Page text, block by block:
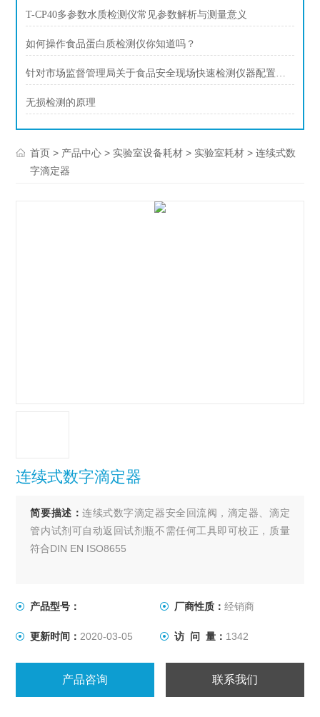
T-CP40多参数水质检测仪常见参数解析与测量意义
如何操作食品蛋白质检测仪你知道吗？
针对市场监督管理局关于食品安全现场快速检测仪器配置方案
无损检测的原理
首页 > 产品中心 > 实验室设备耗材 > 实验室耗材 > 连续式数
字滴定器
连续式数字滴定器
简要描述：连续式数字滴定器安全回流阀，滴定器、滴定
管内试剂可自动返回试剂瓶不需任何工具即可校正，质量
符合DIN EN ISO8655
产品型号： 厂商性质： 经销商
更新时间： 2020-03-05 访 问 量： 1342
产品咨询 联系我们